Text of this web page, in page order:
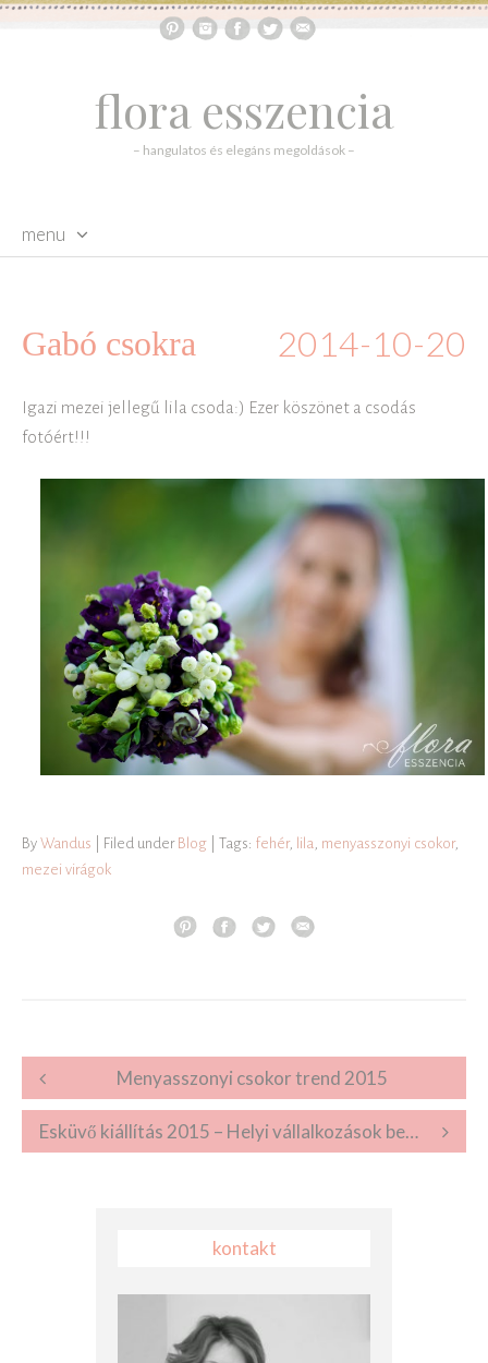
flora esszencia
– hangulatos és elegáns megoldások –
menu
Gabó csokra 2014-10-20
Igazi mezei jellegű lila csoda:) Ezer köszönet a csodás
fotóért!!!
By Wandus | Filed under Blog | Tags: fehér, lila, menyasszonyi csokor,
mezei virágok
Post navigation
Menyasszonyi csokor trend 2015
Esküvő kiállítás 2015 – Helyi vállalkozások bemutatkozása
kontakt